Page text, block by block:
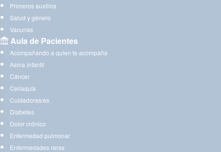
Primeros auxilios
Salud y género
Vacunas
Aula de Pacientes
Acompañando a quien te acompaña
Asma infantil
Cáncer
Celiaquía
Cuidadoras/es
Diabetes
Dolor crónico
Enfermedad pulmonar
Enfermedades raras